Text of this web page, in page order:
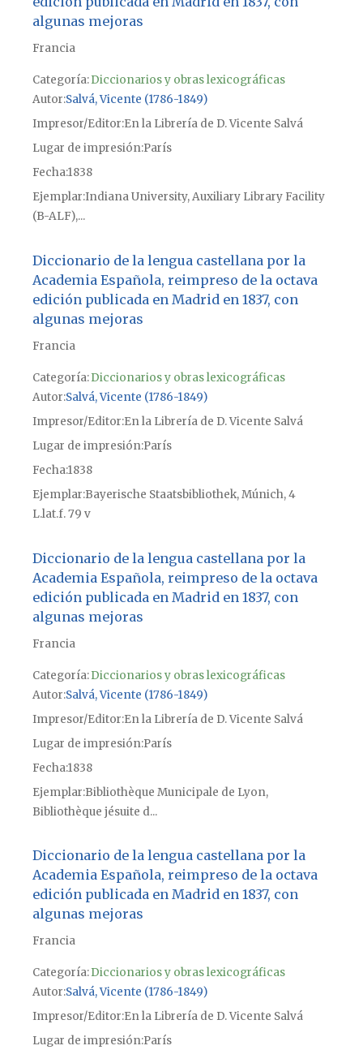
algunas mejoras
Francia
Categoría:Diccionarios y obras lexicográficas
Autor Salvá, Vicente (1786-1849)
Impresor/Editor En la Librería de D. Vicente Salvá
Lugar de impresiónParís
Fecha1838
Ejemplar Indiana University, Auxiliary Library Facility
(B-ALF),...
Diccionario de la lengua castellana por la
Academia Española, reimpreso de la octava
edición publicada en Madrid en 1837, con
algunas mejoras
Francia
Categoría:Diccionarios y obras lexicográficas
Autor Salvá, Vicente (1786-1849)
Impresor/Editor En la Librería de D. Vicente Salvá
Lugar de impresiónParís
Fecha1838
Ejemplar Bayerische Staatsbibliothek, Múnich, 4
L.lat.f. 79 v
Diccionario de la lengua castellana por la
Academia Española, reimpreso de la octava
edición publicada en Madrid en 1837, con
algunas mejoras
Francia
Categoría:Diccionarios y obras lexicográficas
Autor Salvá, Vicente (1786-1849)
Impresor/Editor En la Librería de D. Vicente Salvá
Lugar de impresiónParís
Fecha1838
Ejemplar Bibliothèque Municipale de Lyon,
Bibliothèque jésuite d...
Diccionario de la lengua castellana por la
Academia Española, reimpreso de la octava
edición publicada en Madrid en 1837, con
algunas mejoras
Francia
Categoría:Diccionarios y obras lexicográficas
Autor Salvá, Vicente (1786-1849)
Impresor/Editor En la Librería de D. Vicente Salvá
Lugar de impresiónParís